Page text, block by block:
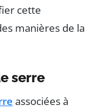
cette
manières de la
serre
associées à